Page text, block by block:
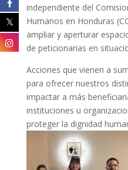
independiente del
Humanos en Honduras
ampliar y aperturar
de peticionarias en
Acciones que vienen a
para ofrecer nuestros
impactar a más
instituciones u
proteger la dignidad